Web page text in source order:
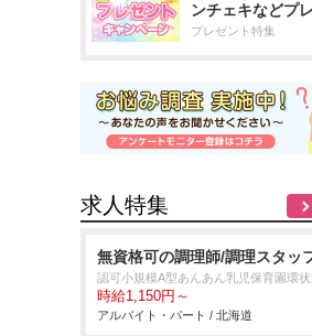
ンチェキなどプ
プレゼント特集
求人特集
無資格可の調理師/調理スタッ
認可小規模A型あんあん乳児保育園環
時給1,150円～
アルバイト・パート / 北海道